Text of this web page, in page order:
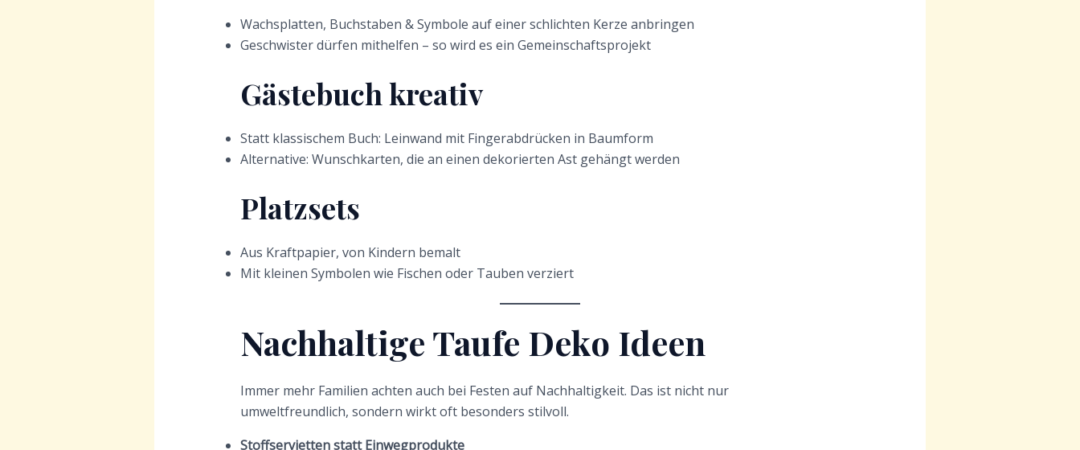
Wachsplatten, Buchstaben & Symbole auf einer schlichten Kerze anbringen
Geschwister dürfen mithelfen – so wird es ein Gemeinschaftsprojekt
Gästebuch kreativ
Statt klassischem Buch: Leinwand mit Fingerabdrücken in Baumform
Alternative: Wunschkarten, die an einen dekorierten Ast gehängt werden
Platzsets
Aus Kraftpapier, von Kindern bemalt
Mit kleinen Symbolen wie Fischen oder Tauben verziert
Nachhaltige Taufe Deko Ideen
Immer mehr Familien achten auch bei Festen auf Nachhaltigkeit. Das ist nicht nur
umweltfreundlich, sondern wirkt oft besonders stilvoll.
Stoffservietten statt Einwegprodukte